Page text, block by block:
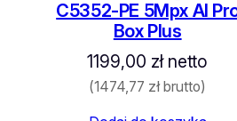
C5352-PE 5Mpx AI
Box Plus
1199,00 złnetto
(1474,77 złbrutto)